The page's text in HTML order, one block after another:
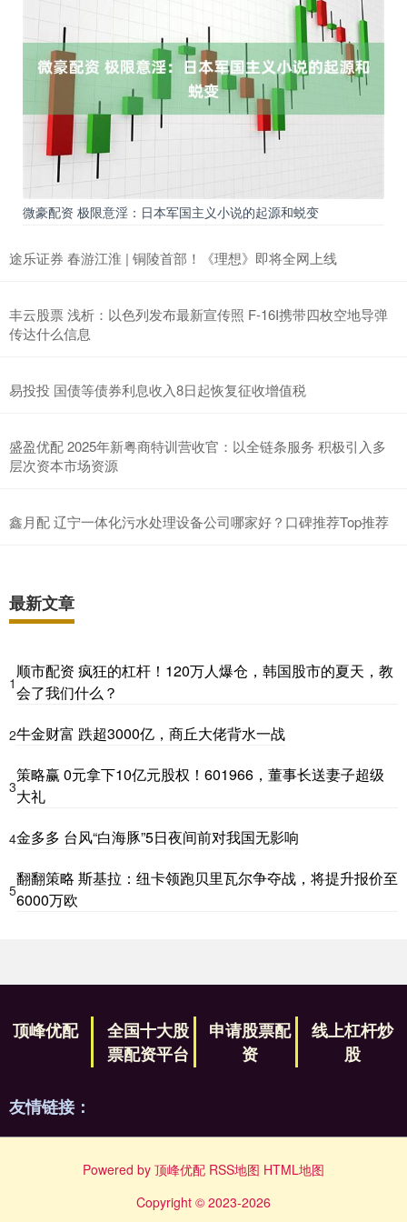
微豪配资 极限意淫：日本军国主义小说的起源和蜕变
途乐证券 春游江淮 | 铜陵首部！《理想》即将全网上线
丰云股票 浅析：以色列发布最新宣传照 F-16I携带四枚空地导弹
传达什么信息
易投投 国债等债券利息收入8日起恢复征收增值税
盛盈优配 2025年新粤商特训营收官：以全链条服务 积极引入多
层次资本市场资源
鑫月配 辽宁一体化污水处理设备公司哪家好？口碑推荐Top推荐
最新文章
1
顺市配资 疯狂的杠杆！120万人爆仓，韩国股市的夏天，教
会了我们什么？
2牛金财富 跌超3000亿，商丘大佬背水一战
3
策略赢 0元拿下10亿元股权！601966，董事长送妻子超级
大礼
4金多多 台风“白海豚”5日夜间前对我国无影响
5
翻翻策略 斯基拉：纽卡领跑贝里瓦尔争夺战，将提升报价至
6000万欧
顶峰优配
全国十大股
票配资平台
申请股票配
资
线上杠杆炒
股
友情链接：
Powered by 顶峰优配 RSS地图 HTML地图
Copyright © 2023-2026